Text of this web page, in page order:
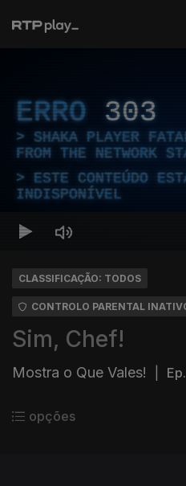
ERRO 303
SHAKA PLAYER
FROM THE NETWORK
ESTE CONTEÚDO
INDISPONÍVEL
CLASSIFICAÇÃO: TODOS
CONTROLO PARENTAL
Sim, Chef!
Mostra o Que Vales!
opções